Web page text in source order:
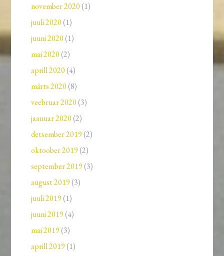
november 2020 (1)
juuli 2020 (1)
juuni 2020 (1)
mai 2020 (2)
aprill 2020 (4)
märts 2020 (8)
veebruar 2020 (3)
jaanuar 2020 (2)
detsember 2019 (2)
oktoober 2019 (2)
september 2019 (3)
august 2019 (3)
juuli 2019 (1)
juuni 2019 (4)
mai 2019 (3)
aprill 2019 (1)